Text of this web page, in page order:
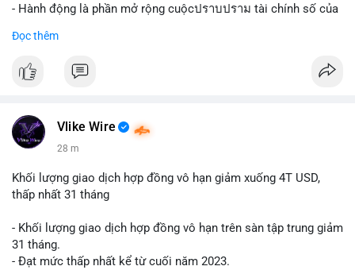
- Hành động là phần mở rộng cuộcปราบปราม tài chính số của
📰 Nguồn: Cointelegraph
Đọc thêm
Vlike Wire
28 m
Khối lượng giao dịch hợp đồng vô hạn giảm xuống 4T USD,
thấp nhất 31 tháng
- Khối lượng giao dịch hợp đồng vô hạn trên sàn tập trung giảm
31 tháng.
- Đạt mức thấp nhất kể từ cuối năm 2023.